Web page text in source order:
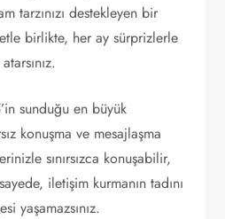
tarzınızı destekleyen bir
birlikte, her ay sürprizlerle
sunduğu en büyük
konuşma ve mesajlaşma
sınırsızca konuşabilir,
iletişim kurmanın tadını
yaşamazsınız.